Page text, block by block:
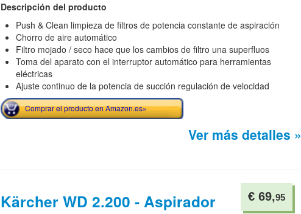
Descripción del producto
Push & Clean limpieza de filtros de potencia constante de aspiración
Chorro de aire automático
Filtro mojado / seco hace que los cambios de filtro una superfluos
Toma del aparato con el interruptor automático para herramientas
eléctricas
Ajuste continuo de la potencia de succión regulación de velocidad
Comprar el producto en Amazon.es»
Ver más detalles »
€ 69,95
Kärcher WD 2.200 - Aspirador